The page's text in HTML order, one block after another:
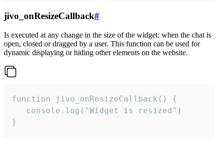
jivo_onResizeCallback#
Is executed at any change in the size of the widget: when the chat is
open, closed or dragged by a user. This function can be used for
dynamic displaying or hiding other elements on the website.
function jivo_onResizeCallback() {
   console.log("Widget is resized")
}